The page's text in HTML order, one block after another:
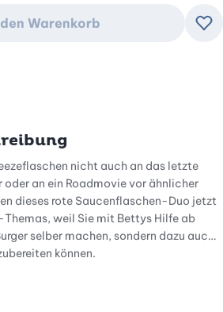
Warenkorb
nicht auch an das letzte
oder an ein Roadmovie vor ähnlicher
dieses rote Saucenflaschen-Duo jetzt
Themas, weil Sie mit Bettys Hilfe ab
selber machen, sondern dazu auch
können.